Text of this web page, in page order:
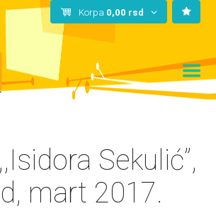
Korpa 0,00 rsd
Sekulić”,
mart 2017.